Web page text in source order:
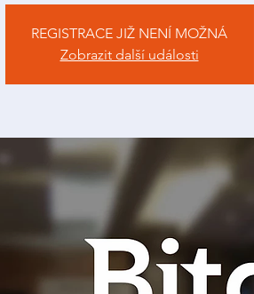
REGISTRACE JIŽ NENÍ MOŽNÁ
Zobrazit další události